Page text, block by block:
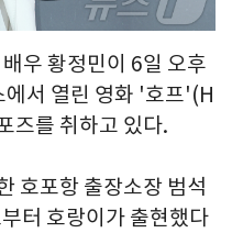
우 황정민이 6일 오후
에서 열린 영화 '호프'(H
즈를 취하고 있다.
호포항 출장소장 범석
터 호랑이가 출현했다